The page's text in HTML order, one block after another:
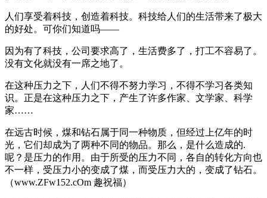
人们享受着科技，创造着科技。科技给人们的生活带来了极大
的好处。可你们知道吗——
因为有了科技，公司要求高了，生活费多了，打工不容易了。
没有文化就没有一席之地了。
在这种压力之下，人们不得不努力学习，不得不学习各类知
识。正是在这种压力之下，产生了许多作家、文学家、科学
家……
在远古时候，煤和钻石属于同一种物质，但经过上亿年的时
光，它们却成为了两种不同的物品。那么，是什么造成的.
呢？是压力的作用。由于所受的压力不同，各自的转化方向也
不一样，受压力小的变成了煤，而受压力大的，变成了钻石。
（www.ZFw152.cOm 趣祝福）